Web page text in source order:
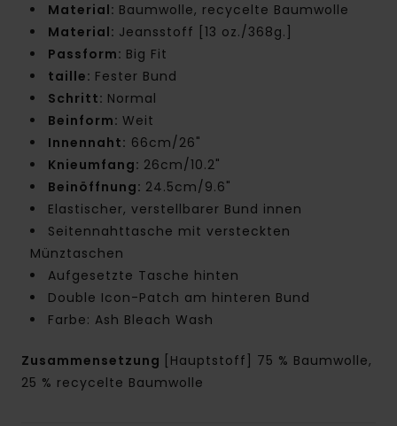
Material: Baumwolle, recycelte Baumwolle
Material: Jeansstoff [13 oz./368g.]
Passform: Big Fit
taille: Fester Bund
Schritt: Normal
Beinform: Weit
Innennaht: 66cm/26"
Knieumfang: 26cm/10.2"
Beinöffnung: 24.5cm/9.6"
Elastischer, verstellbarer Bund innen
Seitennahttasche mit versteckten
Münztaschen
Aufgesetzte Tasche hinten
Double Icon-Patch am hinteren Bund
Farbe: Ash Bleach Wash
Zusammensetzung
[Hauptstoff] 75 % Baumwolle,
25 % recycelte Baumwolle